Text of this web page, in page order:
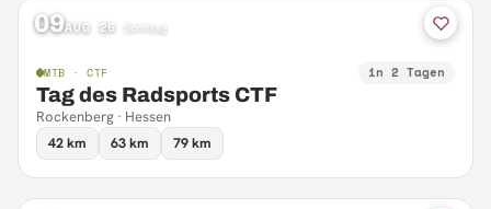
09AUG 26 Sonntag
MTB · CTF in 2 Tagen
Tag des Radsports CTF
Rockenberg · Hessen
42 km
63 km 79 km